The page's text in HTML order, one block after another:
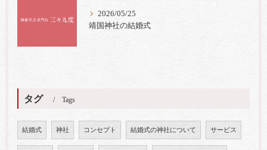
2026/05/25
靖国神社の結婚式
タグ Tags
結婚式 神社 コンセプト 結婚式の神社について サービス